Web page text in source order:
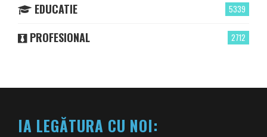
5339
EDUCATIE
2712
PROFESIONAL
IA LEGĂTURA CU NOI: